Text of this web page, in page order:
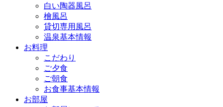
白い陶器風呂
檜風呂
貸切専用風呂
温泉基本情報
お料理
こだわり
ご夕食
ご朝食
お食事基本情報
お部屋